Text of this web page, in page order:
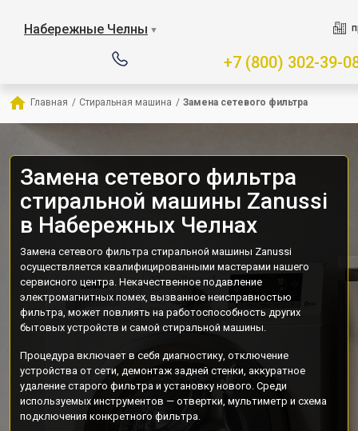
Набережные Челны ▼
+7 (800) 302-39-
Главная / Стиральная машина / Замена сетевого фильтра
Замена сетевого фильтра
стиральной машины Zanussi
в Набережных Челнах
Замена сетевого фильтра стиральной машины Zanussi
осуществляется квалифицированными мастерами нашего
сервисного центра. Некачественное подавление
электромагнитных помех, вызванное неисправностью
фильтра, может повлиять на работоспособность других
бытовых устройств и самой стиральной машины.
Процедура включает в себя диагностику, отключение
устройства от сети, демонтаж задней стенки, аккуратное
удаление старого фильтра и установку нового. Среди
используемых инструментов — отвертки, мультиметр и схема
подключения конкретного фильтра.